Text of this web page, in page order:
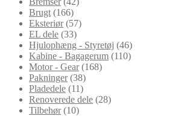
Brugt (166)
Eksteriør (57)
EL dele (33)
Hjulophæng - Styretøj (46)
Kabine - Bagagerum (110)
Motor - Gear (168)
Pakninger (38)
Pladedele (11)
Renoverede dele (28)
Tilbehør (10)